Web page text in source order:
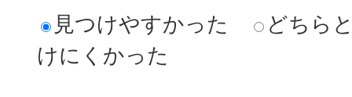
見つけやすかった
どちら
けにくかった